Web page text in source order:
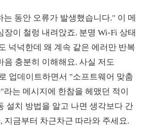
동안 오류가 발생했습니다." 이 메
장이 철렁 내려앉죠. 분명 Wi-Fi 상태
넉넉한데 왜 계속 같은 에러만 반복
음 충분히 이해해요. 사실 저도
업데이트하면서 "소프트웨어 맞춤
는 메시지에 한참을 헤맸던 적이
설치 방법을 알고 나면 생각보다 간
지금부터 차근차근 따라와 주세요.